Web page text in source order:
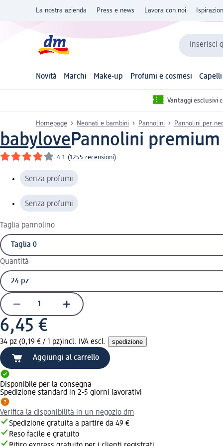
La nostra azienda Press e news Lavora con noi
Inserisci
Novità Marchi Make-up Profumi e cosmesi Capelli
Vantaggi esclusivi
Homepage Neonati e bambini Pannolini Pannolini per
babylovePannolini
4.1 (1255 recensioni)
Senza profumi
Senza profumi
Taglia pannolino
Quantità
6,45 €
34 pz (0,19 € / 1 pz)incl. IVA escl. spedizione
Aggiungi al carrello
Disponibile per la consegna
Spedizione standard in 2-5 giorni lavorativi
Verifica la disponibilità in un negozio dm
Spedizione gratuita a partire da 49 €
Reso facile e gratuito